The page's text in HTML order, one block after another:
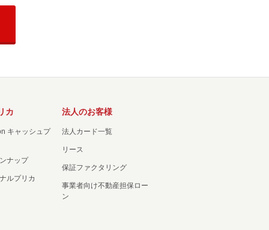
カ
キャッシュプ
ナップ
ルプリカ
法人のお客様
法人カード一覧
リース
保証ファクタリング
事業者向け不動産担保ロー
ン